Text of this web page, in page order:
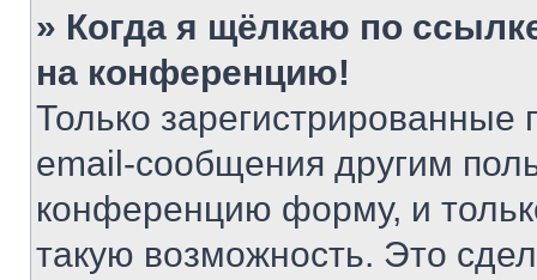
» Когда я щёлкаю по
на конференцию!
Только зарегистрированные
email-сообщения другим
конференцию форму, и
такую возможность. Это